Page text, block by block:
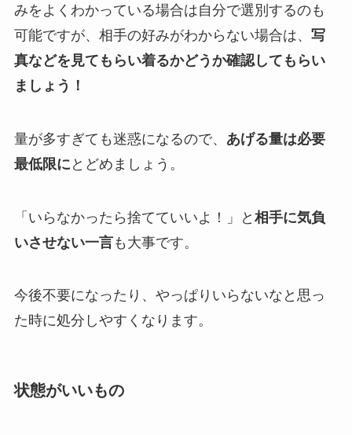
みをよくわかっている場合は自分で選別するのも
可能ですが、相手の好みがわからない場合は、 写
真などを見てもらい着るかどうか確認してもらい
ましょう！
量が多すぎても迷惑になるので、 あげる量は必要
最低限に とどめましょう。
「いらなかったら捨てていいよ！」と 相手に気負
いさせない一言も大事です。
今後不要になったり、やっぱりいらないなと思っ
た時に処分しやすくなります。
状態がいいもの